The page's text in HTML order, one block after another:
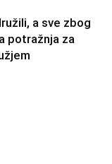
a sve zbog
potražnja za